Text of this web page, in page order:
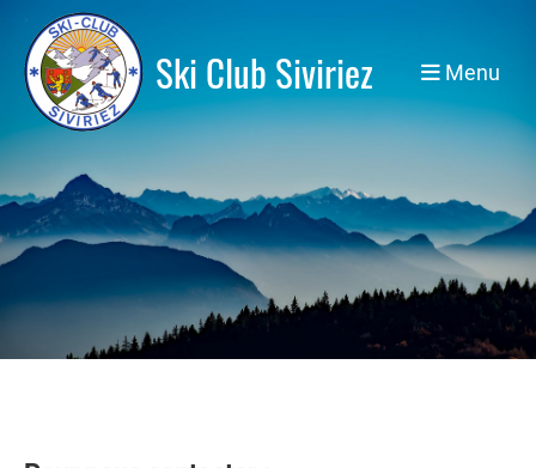
Ski Club Siviriez Menu